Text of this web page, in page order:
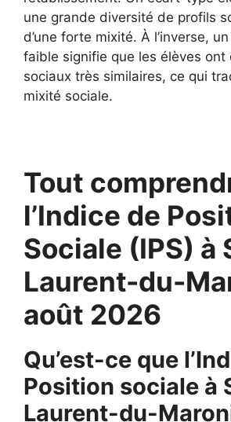
une grande diversité de profils
d’une forte mixité. À l’inverse,
faible signifie que les élèves ont
sociaux très similaires, ce qui
mixité sociale.
Tout
l’Indice de
Sociale (IPS) à
Laurent-du-
août 2026
Qu’est-ce que
Position sociale à
Laurent-du-